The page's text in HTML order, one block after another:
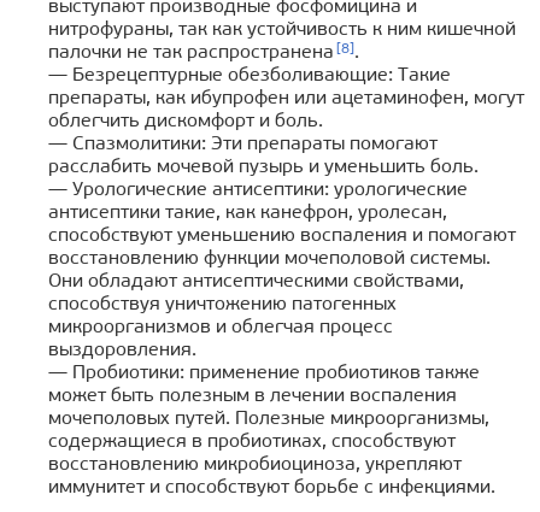
выступают производные фосфомицина и
нитрофураны, так как устойчивость к ним кишечной
палочки не так распространена [8] .
— Безрецептурные обезболивающие: Такие
препараты, как ибупрофен или ацетаминофен, могут
облегчить дискомфорт и боль.
— Спазмолитики: Эти препараты помогают
расслабить мочевой пузырь и уменьшить боль.
— Урологические антисептики: урологические
антисептики такие, как канефрон, уролесан,
способствуют уменьшению воспаления и помогают
восстановлению функции мочеполовой системы.
Они обладают антисептическими свойствами,
способствуя уничтожению патогенных
микроорганизмов и облегчая процесс
выздоровления.
— Пробиотики: применение пробиотиков также
может быть полезным в лечении воспаления
мочеполовых путей. Полезные микроорганизмы,
содержащиеся в пробиотиках, способствуют
восстановлению микробиоциноза, укрепляют
иммунитет и способствуют борьбе с инфекциями.